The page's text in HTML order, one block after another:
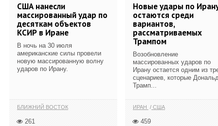
США нанесли
массированный удар по
десяткам объектов
КСИР в Иране
В ночь на 30 июля
американские силы провели
новую массированную волну
ударов по Ирану.
БЛИЖНИЙ ВОСТОК
261
Новые удары по
остаются среди
вариантов,
рассматриваемых
Трампом
Возобновление
массированных ударов по
Ирану остается одним из
сценариев, которые
Трамп...
ИРАН США
459